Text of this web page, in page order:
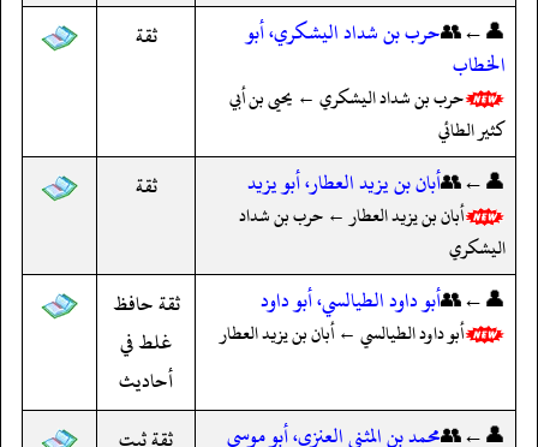
👤←👥حرب بن شداد اليشكري، أبو
الخطاب
حرب بن شداد اليشكري ← يحيى بن أبي
كثير الطائي
ثقة
👤←👥أبان بن يزيد العطار، أبو يزيد
أبان بن يزيد العطار ← حرب بن شداد
اليشكري
ثقة
👤←👥أبو داود الطيالسي، أبو داود
أبو داود الطيالسي ← أبان بن يزيد العطار
ثقة حافظ
غلط في
أحاديث
👤←👥محمد بن المثنى العنزي، أبو موسى